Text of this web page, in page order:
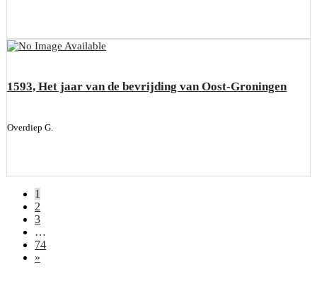
1593, Het jaar van de bevrijding van Oost-Groningen
Overdiep G.
1
2
3
…
74
»